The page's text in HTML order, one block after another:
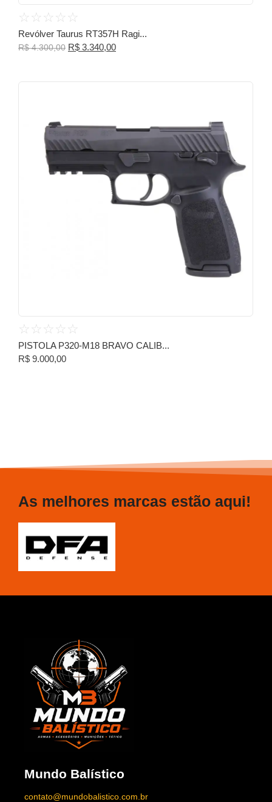
☆ ☆ ☆ ☆ ☆
Revólver Taurus RT357H Ragi...
R$4.300,00 R$ 3.340,00
☆ ☆ ☆ ☆ ☆
PISTOLA P320-M18 BRAVO CALIB...
R$ 9.000,00
As melhores marcas estão aqui!
Mundo Balístico
contato@mundobalistico.com.br